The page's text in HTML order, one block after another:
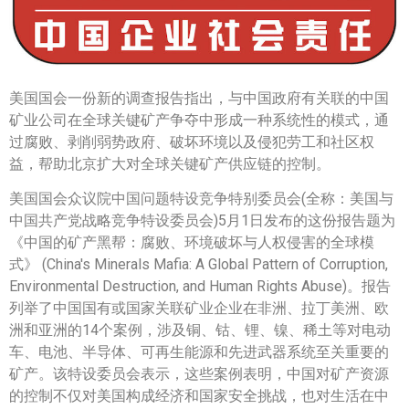
美国国会一份新的调查报告指出，与中国政府有关联的中国
矿业公司在全球关键矿产争夺中形成一种系统性的模式，通
过腐败、剥削弱势政府、破坏环境以及侵犯劳工和社区权
益，帮助北京扩大对全球关键矿产供应链的控制。
美国国会众议院中国问题特设竞争特别委员会(全称：美国与
中国共产党战略竞争特设委员会)5月1日发布的这份报告题为
《中国的矿产黑帮：腐败、环境破坏与人权侵害的全球模
式》 (China's Minerals Mafia: A Global Pattern of Corruption,
Environmental Destruction, and Human Rights Abuse)。报告
列举了中国国有或国家关联矿业企业在非洲、拉丁美洲、欧
洲和亚洲的14个案例，涉及铜、钴、锂、镍、稀土等对电动
车、电池、半导体、可再生能源和先进武器系统至关重要的
矿产。该特设委员会表示，这些案例表明，中国对矿产资源
的控制不仅对美国构成经济和国家安全挑战，也对生活在中